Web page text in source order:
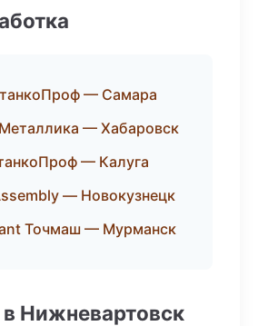
— Самара
— Хабаровск
— Калуга
— Новокузнецк
Точмаш — Мурманск
Нижневартовск